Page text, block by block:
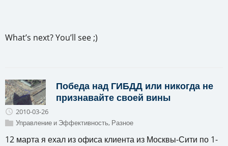
What’s next? You’ll see ;)
Победа над ГИБДД или никогда не
признавайте своей вины
2010-03-26
Управление и Эффективность, Разное
12 марта я ехал из офиса клиента из Москвы-Сити по 1-